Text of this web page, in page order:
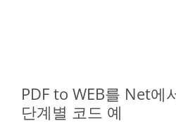
PDF to WEB를 Net에
단계별 코드 예